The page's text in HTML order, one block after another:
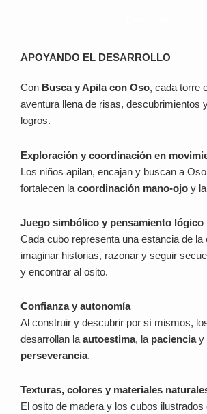
APOYANDO EL DESARROLLO
Con Busca y Apila con Oso, cada torre
aventura llena de risas, descubrimientos
logros.
Exploración y coordinación en
Los niños apilan, encajan y buscan a
fortalecen la coordinación mano-ojo y la
Juego simbólico y pensamiento lógico
Cada cubo representa una estancia de la
imaginar historias, razonar y seguir
y encontrar al osito.
Confianza y autonomía
Al construir y descubrir por sí mismos,
desarrollan la autoestima, la pacienciay
perseverancia.
Texturas, colores y materiales
El osito de madera y los cubos ilustrados